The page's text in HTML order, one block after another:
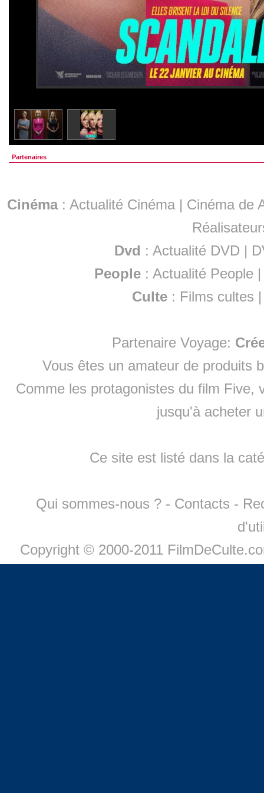
Partenaires
Cinéma: Actualité Cinéma | Cinéma de
Dvd : Actualité DVD |
People :Actualité People
Culte : Films cultes
Partenaire Voyage:
Vous êtes un amateur de produits
Comme les protagonistes du film Five,
jusqu'à acheter
Ce site est listé dans la
Qui sommes-nous ? - Contacts -
Copyright © 2000-2011